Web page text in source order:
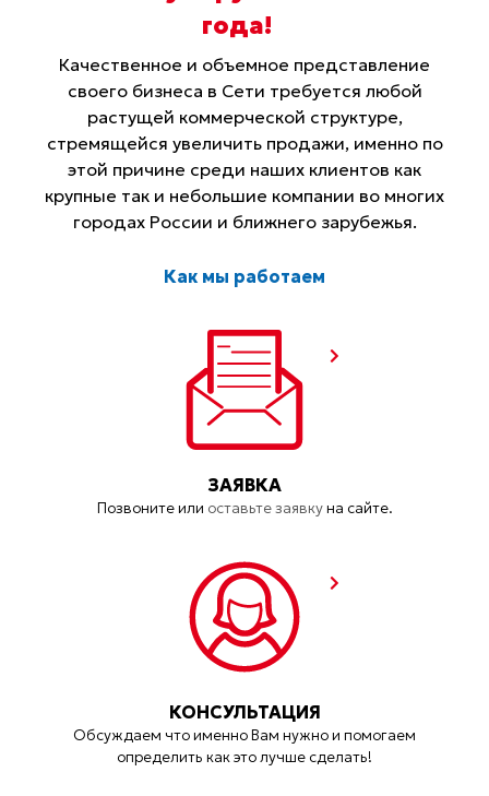
года!
Качественное и объемное представление
своего бизнеса в Сети требуется любой
растущей коммерческой структуре,
стремящейся увеличить продажи, именно по
этой причине среди наших клиентов как
крупные так и небольшие компании во многих
городах России и ближнего зарубежья.
Как мы работаем
ЗАЯВКА
Позвоните или оставьте заявкуна сайте.
КОНСУЛЬТАЦИЯ
Обсуждаем что именно Вам нужно и помогаем
определить как это лучше сделать!